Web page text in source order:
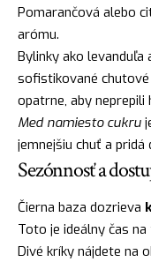
Pomarančová alebo
arómu.
Bylinky ako
sofistikované chutové
opatrne, aby neprepili
Med namiesto cukru
jemnejšiu chuť a
Sezónnosť a
Čierna baza dozrieva
Toto je ideálny čas
Divé kríky nájdete na